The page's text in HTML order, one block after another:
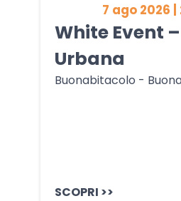
7 ago 2026
White Event
Urbana
Buonabitacolo -
SCOPRI >>